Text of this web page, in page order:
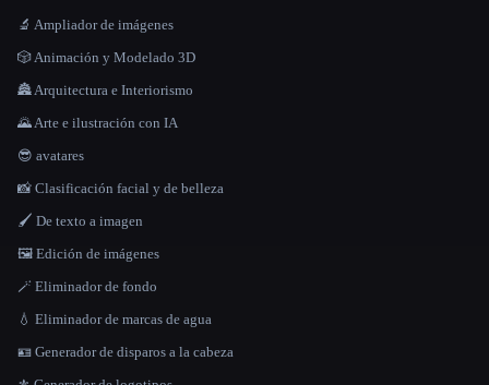
🔬 Ampliador de imágenes
🎲 Animación y Modelado 3D
🏯 Arquitectura e Interiorismo
🌄 Arte e ilustración con IA
😎 avatares
📸 Clasificación facial y de belleza
🖌️ De texto a imagen
🖼️ Edición de imágenes
🪄 Eliminador de fondo
💧 Eliminador de marcas de agua
🪪 Generador de disparos a la cabeza